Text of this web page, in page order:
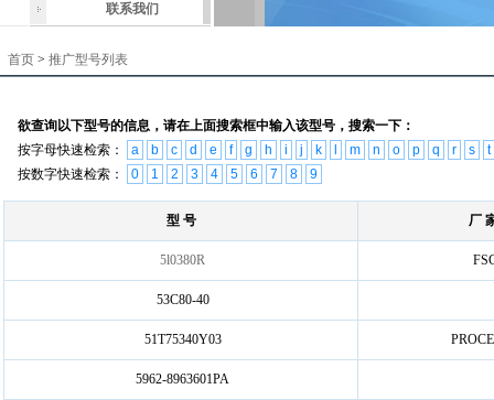
联系我们
首页 > 推广型号列表
欲查询以下型号的信息，请在上面搜索框中输入该型号，搜索一下：
按字母快速检索：
a b c d e f g h i j k m n o p q r s
t
按数字快速检索：
0 1 2 3 4 5 6 7 8 9
型 号 厂
5l0380R
53C80-40
51T75340Y03
5962-8963601PA